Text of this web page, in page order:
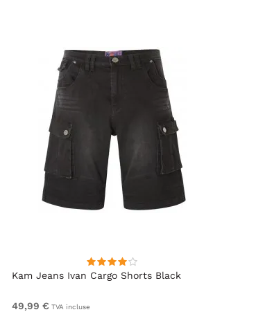
Kam Jeans Ivan Cargo Shorts Black
49,99 € TVA incluse